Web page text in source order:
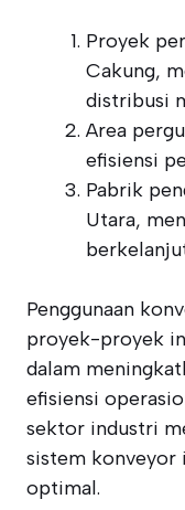
Proyek
Cakung,
distribusi
Area
efisiensi
Pabrik
Utara,
Penggunaan
proyek-proyek
dalam
efisiensi
sektor industri
sistem konveyor
optimal.